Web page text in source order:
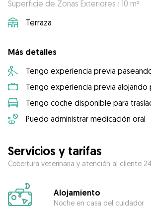
Superficie de Zonas Exteriores : 10 m²
Terraza
Más detalles
Tengo experiencia previa
Tengo experiencia previa alojando
Tengo coche disponible para
Puedo administrar medicación oral
Servicios y tarifas
Cobertura veterinaria y atención al cliente
Alojamiento
Noche en casa del cuidador